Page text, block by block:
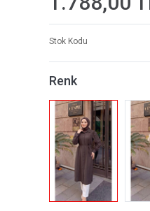
Stok Kodu
Renk